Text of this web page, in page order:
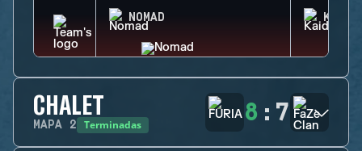
NOMAD KAID
CHALET
MAPA 2 Terminadas 8 : 7